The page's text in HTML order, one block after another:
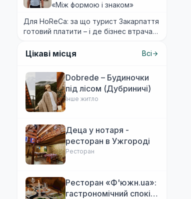
«Між формою і знаком»
Для HoReCa: за що турист Закарпаття
готовий платити – і де бізнес втрачає
Цікаві місця Всі
Dobrede – Будиночки
під лісом (Дубриничі)
Інше житло
Деца у нотаря -
ресторан в Ужгороді
Ресторан
Ресторан «Ф'южн.ua»:
гастрономічний спокій